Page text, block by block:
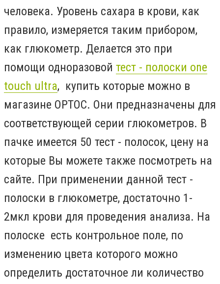
человека. Уровень сахара в крови, как
правило, измеряется таким прибором,
как глюкометр. Делается это при
помощи одноразовой тест - полоски one
touch ultra, купить которые можно в
магазине ОРТОС. Они предназначены для
соответствующей серии глюкометров. В
пачке имеется 50 тест - полосок, цену на
которые Вы можете также посмотреть на
сайте. При применении данной тест -
полоски в глюкометре, достаточно 1-
2мкл крови для проведения анализа. На
полоске есть контрольное поле, по
изменению цвета которого можно
определить достаточное ли количество